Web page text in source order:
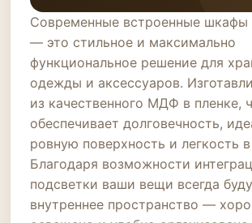
Современные встроенные шкафы
— это стильное и максимально
функциональное решение для
одежды и аксессуаров.
из качественного МДФ в пленке,
обеспечивает долговечность,
ровную поверхность и легкость
Благодаря возможности
подсветки ваши вещи всегда
внутреннее пространство —